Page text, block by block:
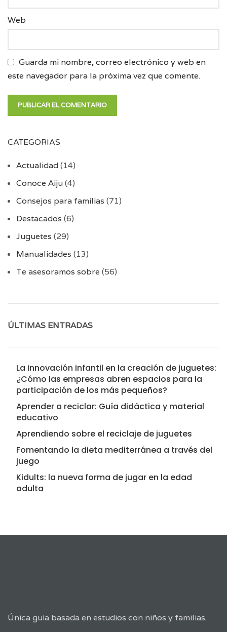
Web
Guarda mi nombre, correo electrónico y web en
este navegador para la próxima vez que comente.
CATEGORIAS
Actualidad(14)
Conoce Aiju(4)
Consejos para familias (71)
Destacados (6)
Juguetes (29)
Manualidades (13)
Te asesoramos sobre (56)
ÚLTIMAS ENTRADAS
La innovación infantil en la creación de juguetes:
¿Cómo las empresas abren espacios para la
participación de los más pequeños?
Aprender a reciclar: Guía didáctica y material
educativo
Aprendiendo sobre el reciclaje de juguetes
Fomentando la dieta mediterránea a través del
juego
Kidults: la nueva forma de jugar en la edad
adulta
Única guía basada en estudios con niños y familias.